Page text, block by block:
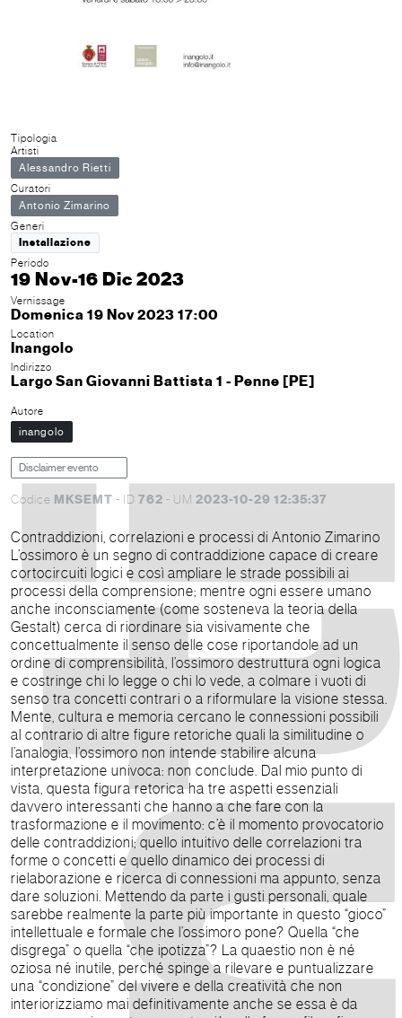
Tipologia
Artisti
Alessandro Rietti
Curatori
Antonio Zimarino
Generi
Installazione
Periodo
19 Nov-16 Dic 2023
Vernissage
Domenica 19 Nov 2023 17:00
Location
Inangolo
Indirizzo
Largo San Giovanni Battista 1 - Penne [PE]
Autore
inangolo
Disclaimer evento
Codice MKSEMT - ID 762 - UM 2023-10-29 12:35:37
Contraddizioni, correlazioni e processi di Antonio Zimarino
L’ossimoro è un segno di contraddizione capace di creare
cortocircuiti logici e così ampliare le strade possibili ai
processi della comprensione; mentre ogni essere umano
anche inconsciamente (come sosteneva la teoria della
Gestalt) cerca di riordinare sia visivamente che
concettualmente il senso delle cose riportandole ad un
ordine di comprensibilità, l’ossimoro destruttura ogni logica
e costringe chi lo legge o chi lo vede, a colmare i vuoti di
senso tra concetti contrari o a riformulare la visione stessa.
Mente, cultura e memoria cercano le connessioni possibili
al contrario di altre figure retoriche quali la similitudine o
l’analogia, l’ossimoro non intende stabilire alcuna
interpretazione univoca: non conclude. Dal mio punto di
vista, questa figura retorica ha tre aspetti essenziali
davvero interessanti che hanno a che fare con la
trasformazione e il movimento: c’è il momento provocatorio
delle contraddizioni; quello intuitivo delle correlazioni tra
forme o concetti e quello dinamico dei processi di
rielaborazione e ricerca di connessioni ma appunto, senza
dare soluzioni. Mettendo da parte i gusti personali, quale
sarebbe realmente la parte più importante in questo “gioco”
intellettuale e formale che l’ossimoro pone? Quella “che
disgrega” o quella “che ipotizza”? La quaestio non è né
oziosa né inutile, perché spinge a rilevare e puntualizzare
una “condizione” del vivere e della creatività che non
interiorizziamo mai definitivamente anche se essa è da